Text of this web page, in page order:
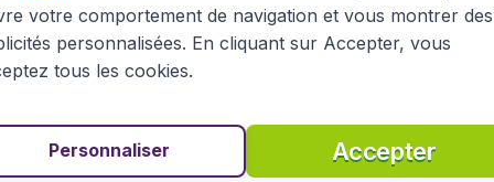
Manille
renommée mondiale, découvrir la culture unique, la
votre comportement de navigation et vous montrer des
personnalisées. En cliquant sur Accepter, vous
tous les cookies.
Accepter
Personnaliser